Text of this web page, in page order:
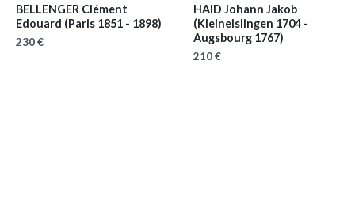
BELLENGER Clément
Edouard (Paris 1851 - 1898)
230 €
HAID Johann Jakob
(Kleineislingen 1704 -
Augsbourg 1767)
210 €